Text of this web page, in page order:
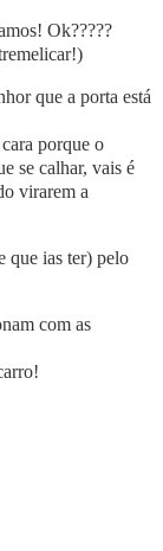
Ok?????
que a porta está
porque o
se calhar, vais é
virarem a
que ias ter) pelo
com as